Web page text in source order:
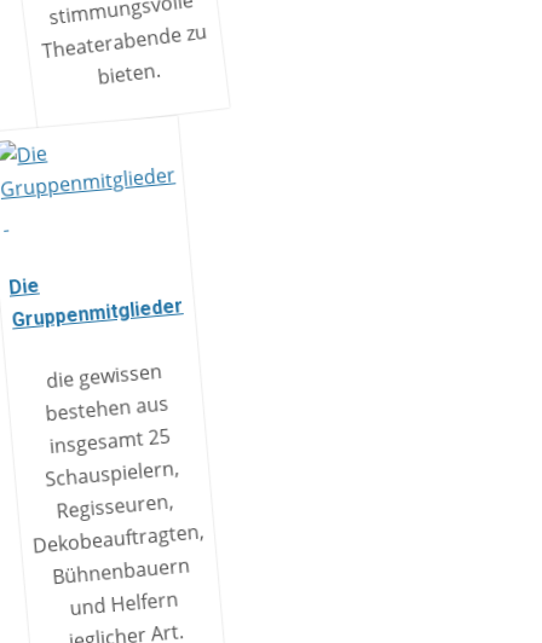
stimmungsvolle
Theaterabende zu
bieten.
Die
Gruppenmitglieder
die gewissen
bestehen aus
insgesamt 25
Schauspielern,
Regisseuren,
Dekobeauftragten,
Bühnenbauern
und Helfern